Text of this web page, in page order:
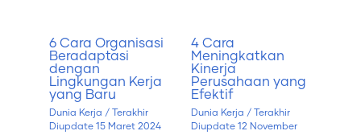
6 Cara Organisasi
Beradaptasi
dengan
Lingkungan Kerja
yang Baru
Dunia Kerja / Terakhir
Diupdate 15 Maret 2024
4 Cara
Meningkatkan
Kinerja
Perusahaan yang
Efektif
Dunia Kerja / Terakhir
Diupdate12 November